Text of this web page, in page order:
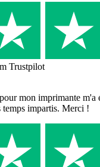
Trustpilot
mon imprimante m'a
temps impartis. Merci !